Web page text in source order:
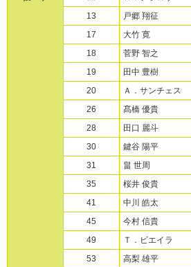
13
戸郷 翔征
17
大竹 寛
18
菅野 智之
19
田中 豊樹
20
Ａ．サンチェス
26
髙橋 優貴
28
田口 麗斗
30
鍵谷 陽平
31
畠 世周
35
桜井 俊貴
41
中川 皓太
45
今村 信貴
49
Ｔ．ビエイラ
53
高梨 雄平